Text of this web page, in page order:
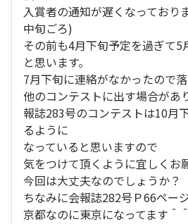
入賞者の通知が遅くなっており
中旬ごろ)
その前も4月下旬予定を過ぎて5
と思います。
7月下旬に連絡がなかったので
他のコンテストに出す場合があ
報誌283号のコンテストは10月
るように
なっていると思いますので
気をつけて頂くように宜しくお
今回は大丈夫なのでしょうか？
ちなみに会報誌282号Ｐ66ペー
京都なのに東京になってます＾